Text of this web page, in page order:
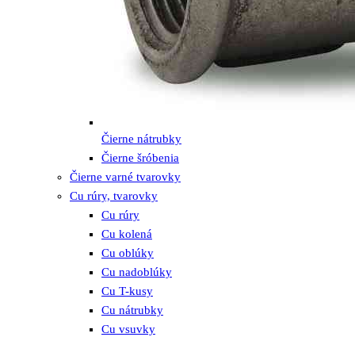
Čierne nátrubky
Čierne šróbenia
Čierne varné tvarovky
Cu rúry, tvarovky
Cu rúry
Cu kolená
Cu oblúky
Cu nadoblúky
Cu T-kusy
Cu nátrubky
Cu vsuvky